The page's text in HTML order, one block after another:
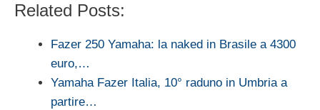
Related Posts:
Fazer 250 Yamaha: la naked in Brasile a 4300
euro,…
Yamaha Fazer Italia, 10° raduno in Umbria a
partire…